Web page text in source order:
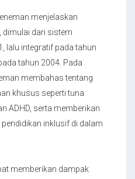
menjelaskan
dimulai dari sistem
lalu integratif pada tahun
tahun 2004. Pada
membahas tentang
khusus seperti tuna
ADHD, serta memberikan
inklusif di dalam
memberikan dampak